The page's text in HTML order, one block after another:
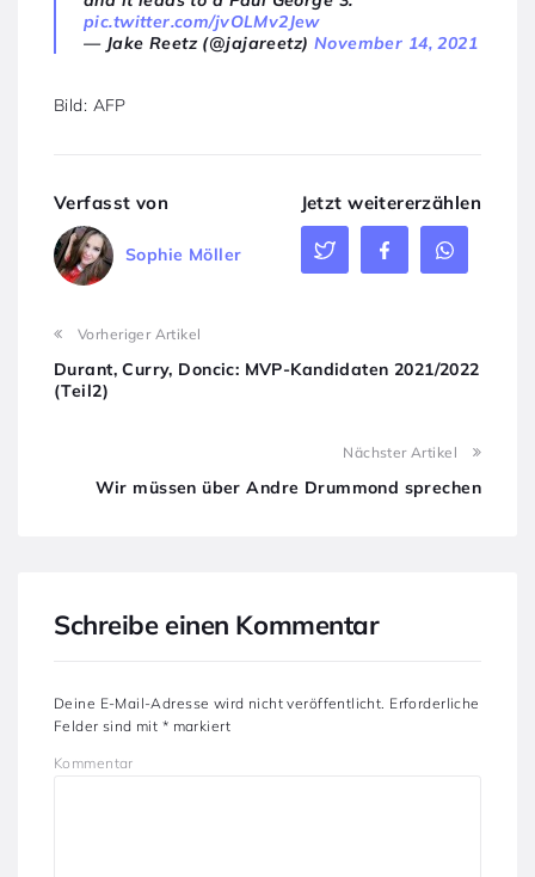
pic.twitter.com/jvOLMv2Jew
— Jake Reetz (@jajareetz) November 14, 2021
Bild: AFP
Verfasst von
Sophie Möller
Jetzt weitererzählen
Vorheriger Artikel
Durant, Curry, Doncic: MVP-Kandidaten 2021/2022
(Teil2)
Nächster Artikel
Wir müssen über Andre Drummond sprechen
Schreibe einen Kommentar
Deine E-Mail-Adresse wird nicht veröffentlicht. Erforderliche
Felder sind mit * markiert
Kommentar